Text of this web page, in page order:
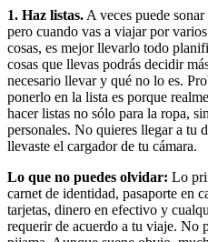
1. Haz listas. A veces puede
pero cuando vas a viajar por
cosas, es mejor llevarlo todo
cosas que llevas podrás decidir
necesario llevar y qué no lo es.
ponerlo en la lista es porque
hacer listas no sólo para la ropa,
personales. No quieres llegar a tu
llevaste el cargador de tu cámara.
Lo que no puedes olvidar: Lo
carnet de identidad, pasaporte en
tarjetas, dinero en efectivo y
requerir de acuerdo a tu viaje. No